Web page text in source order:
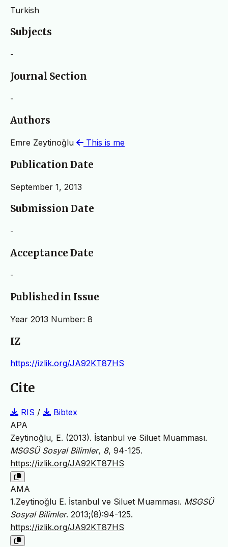
Turkish
Subjects
-
Journal Section
-
Authors
Emre Zeytinoğlu This is me
Publication Date
September 1, 2013
Submission Date
-
Acceptance Date
-
Published in Issue
Year 2013 Number: 8
IZ
https://izlik.org/JA92KT87HS
Cite
RIS /
Bibtex
APA
Zeytinoğlu, E. (2013). İstanbul ve Siluet Muamması.
MSGSÜ Sosyal Bilimler, 8, 94-125.
https://izlik.org/JA92KT87HS
AMA
1.Zeytinoğlu E. İstanbul ve Siluet Muamması. MSGSÜ
Sosyal Bilimler. 2013;(8):94-125.
https://izlik.org/JA92KT87HS